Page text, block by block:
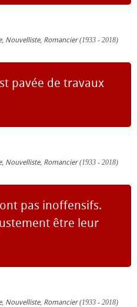
, Nouvelliste, Romancier(1933 - 2018)
pavée de travaux
, Nouvelliste, Romancier(1933 - 2018)
pas inoffensifs.
être leur
, Nouvelliste, Romancier(1933 - 2018)